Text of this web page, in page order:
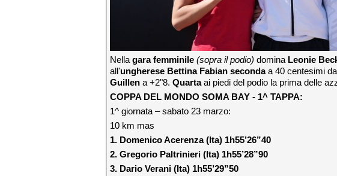
Nella gara femminile (sopra il podio) domina Leonie
all'ungherese Bettina Fabian secondaa 40 centesimi
Guillen a +2"8. Quartaai piedi del podio la prima delle
COPPA DEL MONDO SOMA BAY - 1^ TAPPA:
1^ giornata – sabato 23 marzo:
10 km mas
1. Domenico Acerenza (Ita) 1h55’26”40
2. Gregorio Paltrinieri (Ita) 1h55’28”90
3. Dario Verani (Ita) 1h55’29”50